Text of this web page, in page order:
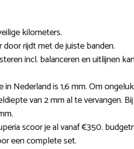
kilometers.
rijdt met de juiste banden.
incl. balanceren en uitlijnen
Nederland is 1,6 mm. Om
van 2 mm al te vervangen.
scoor je al vanaf €350.
een complete set.